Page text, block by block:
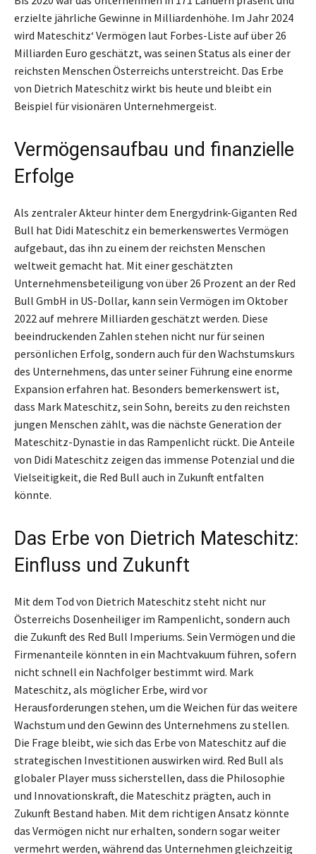
erzielte jährliche Gewinne in Milliardenhöhe. Im Jahr 2024
wird Mateschitz‘ Vermögen laut Forbes-Liste auf über 26
Milliarden Euro geschätzt, was seinen Status als einer der
reichsten Menschen Österreichs unterstreicht. Das Erbe
von Dietrich Mateschitz wirkt bis heute und bleibt ein
Beispiel für visionären Unternehmergeist.
Vermögensaufbau und finanzielle
Erfolge
Als zentraler Akteur hinter dem Energydrink-Giganten Red
Bull hat Didi Mateschitz ein bemerkenswertes Vermögen
aufgebaut, das ihn zu einem der reichsten Menschen
weltweit gemacht hat. Mit einer geschätzten
Unternehmensbeteiligung von über 26 Prozent an der Red
Bull GmbH in US-Dollar, kann sein Vermögen im Oktober
2022 auf mehrere Milliarden geschätzt werden. Diese
beeindruckenden Zahlen stehen nicht nur für seinen
persönlichen Erfolg, sondern auch für den Wachstumskurs
des Unternehmens, das unter seiner Führung eine enorme
Expansion erfahren hat. Besonders bemerkenswert ist,
dass Mark Mateschitz, sein Sohn, bereits zu den reichsten
jungen Menschen zählt, was die nächste Generation der
Mateschitz-Dynastie in das Rampenlicht rückt. Die Anteile
von Didi Mateschitz zeigen das immense Potenzial und die
Vielseitigkeit, die Red Bull auch in Zukunft entfalten
könnte.
Das Erbe von Dietrich Mateschitz:
Einfluss und Zukunft
Mit dem Tod von Dietrich Mateschitz steht nicht nur
Österreichs Dosenheiliger im Rampenlicht, sondern auch
die Zukunft des Red Bull Imperiums. Sein Vermögen und die
Firmenanteile könnten in ein Machtvakuum führen, sofern
nicht schnell ein Nachfolger bestimmt wird. Mark
Mateschitz, als möglicher Erbe, wird vor
Herausforderungen stehen, um die Weichen für das weitere
Wachstum und den Gewinn des Unternehmens zu stellen.
Die Frage bleibt, wie sich das Erbe von Mateschitz auf die
strategischen Investitionen auswirken wird. Red Bull als
globaler Player muss sicherstellen, dass die Philosophie
und Innovationskraft, die Mateschitz prägten, auch in
Zukunft Bestand haben. Mit dem richtigen Ansatz könnte
das Vermögen nicht nur erhalten, sondern sogar weiter
vermehrt werden, während das Unternehmen gleichzeitig